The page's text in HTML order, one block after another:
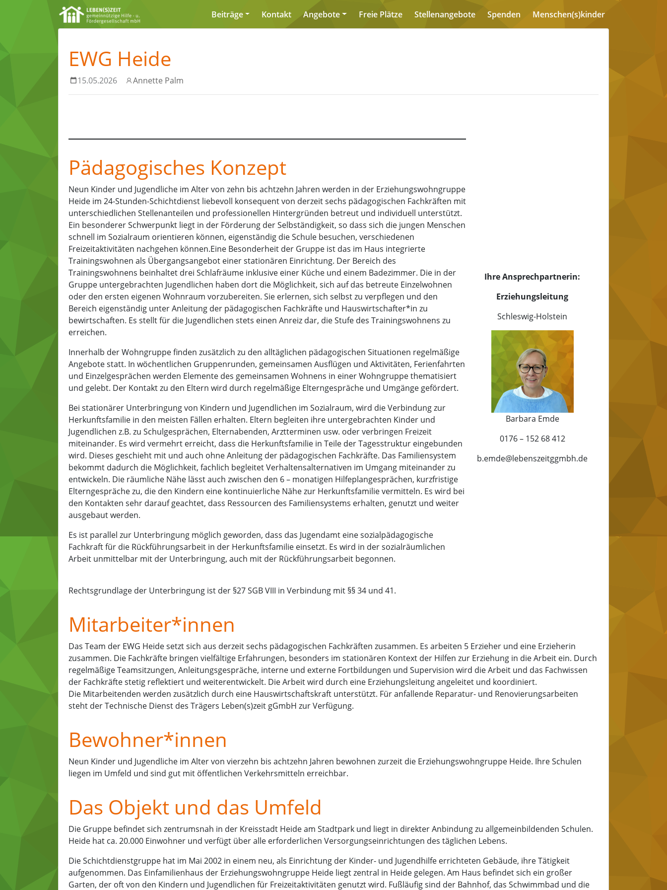
Beiträge Kontakt Angebote Freie Plätze Stellenangebote Spenden Menschen(s)kinder
EWG Heide
15.05.2026 Annette Palm
Pädagogisches Konzept
Neun Kinder und Jugendliche im Alter von zehn bis achtzehn Jahren werden in der Erziehungswohngruppe
Heide im 24-Stunden-Schichtdienst liebevoll konsequent von derzeit sechs pädagogischen Fachkräften mit
unterschiedlichen Stellenanteilen und professionellen Hintergründen betreut und individuell unterstützt.
Ein besonderer Schwerpunkt liegt in der Förderung der Selbständigkeit, so dass sich die jungen Menschen
schnell im Sozialraum orientieren können, eigenständig die Schule besuchen, verschiedenen
Freizeitaktivitäten nachgehen können.Eine Besonderheit der Gruppe ist das im Haus integrierte
Trainingswohnen als Übergangsangebot einer stationären Einrichtung. Der Bereich des
Trainingswohnens beinhaltet drei Schlafräume inklusive einer Küche und einem Badezimmer. Die in der
Gruppe untergebrachten Jugendlichen haben dort die Möglichkeit, sich auf das betreute Einzelwohnen
oder den ersten eigenen Wohnraum vorzubereiten. Sie erlernen, sich selbst zu verpflegen und den
Bereich eigenständig unter Anleitung der pädagogischen Fachkräfte und Hauswirtschafter*in zu
bewirtschaften. Es stellt für die Jugendlichen stets einen Anreiz dar, die Stufe des Trainingswohnens zu
erreichen.
Innerhalb der Wohngruppe finden zusätzlich zu den alltäglichen pädagogischen Situationen regelmäßige
Angebote statt. In wöchentlichen Gruppenrunden, gemeinsamen Ausflügen und Aktivitäten, Ferienfahrten
und Einzelgesprächen werden Elemente des gemeinsamen Wohnens in einer Wohngruppe thematisiert
und gelebt. Der Kontakt zu den Eltern wird durch regelmäßige Elterngespräche und Umgänge gefördert.
Bei stationärer Unterbringung von Kindern und Jugendlichen im Sozialraum, wird die Verbindung zur
Herkunftsfamilie in den meisten Fällen erhalten. Eltern begleiten ihre untergebrachten Kinder und
Jugendlichen z.B. zu Schulgesprächen, Elternabenden, Arztterminen usw. oder verbringen Freizeit
miteinander. Es wird vermehrt erreicht, dass die Herkunftsfamilie in Teile der Tagesstruktur eingebunden
wird. Dieses geschieht mit und auch ohne Anleitung der pädagogischen Fachkräfte. Das Familiensystem
bekommt dadurch die Möglichkeit, fachlich begleitet Verhaltensalternativen im Umgang miteinander zu
entwickeln. Die räumliche Nähe lässt auch zwischen den 6 – monatigen Hilfeplangesprächen, kurzfristige
Elterngespräche zu, die den Kindern eine kontinuierliche Nähe zur Herkunftsfamilie vermitteln. Es wird bei
den Kontakten sehr darauf geachtet, dass Ressourcen des Familiensystems erhalten, genutzt und weiter
ausgebaut werden.
Es ist parallel zur Unterbringung möglich geworden, dass das Jugendamt eine sozialpädagogische
Fachkraft für die Rückführungsarbeit in der Herkunftsfamilie einsetzt. Es wird in der sozialräumlichen
Arbeit unmittelbar mit der Unterbringung, auch mit der Rückführungsarbeit begonnen.
Rechtsgrundlage der Unterbringung ist der §27 SGB VIII in Verbindung mit §§ 34 und 41.
Ihre Ansprechpartnerin:
Erziehungsleitung
Schleswig-Holstein
Barbara Emde
0176 – 152 68 412
b.emde@lebenszeitggmbh.de
Mitarbeiter*innen
Das Team der EWG Heide setzt sich aus derzeit sechs pädagogischen Fachkräften zusammen. Es arbeiten 5 Erzieher und eine Erzieherin
zusammen. Die Fachkräfte bringen vielfältige Erfahrungen, besonders im stationären Kontext der Hilfen zur Erziehung in die Arbeit ein. Durch
regelmäßige Teamsitzungen, Anleitungsgespräche, interne und externe Fortbildungen und Supervision wird die Arbeit und das Fachwissen
der Fachkräfte stetig reflektiert und weiterentwickelt. Die Arbeit wird durch eine Erziehungsleitung angeleitet und koordiniert.
Die Mitarbeitenden werden zusätzlich durch eine Hauswirtschaftskraft unterstützt. Für anfallende Reparatur- und Renovierungsarbeiten
steht der Technische Dienst des Trägers Leben(s)zeit gGmbH zur Verfügung.
Bewohner*innen
Neun Kinder und Jugendliche im Alter von vierzehn bis achtzehn Jahren bewohnen zurzeit die Erziehungswohngruppe Heide. Ihre Schulen
liegen im Umfeld und sind gut mit öffentlichen Verkehrsmitteln erreichbar.
Das Objekt und das Umfeld
Die Gruppe befindet sich zentrumsnah in der Kreisstadt Heide am Stadtpark und liegt in direkter Anbindung zu allgemeinbildenden Schulen.
Heide hat ca. 20.000 Einwohner und verfügt über alle erforderlichen Versorgungseinrichtungen des täglichen Lebens.
Die Schichtdienstgruppe hat im Mai 2002 in einem neu, als Einrichtung der Kinder- und Jugendhilfe errichteten Gebäude, ihre Tätigkeit
aufgenommen. Das Einfamilienhaus der Erziehungswohngruppe Heide liegt zentral in Heide gelegen. Am Haus befindet sich ein großer
Garten, der oft von den Kindern und Jugendlichen für Freizeitaktivitäten genutzt wird. Fußläufig sind der Bahnhof, das Schwimmbad und die